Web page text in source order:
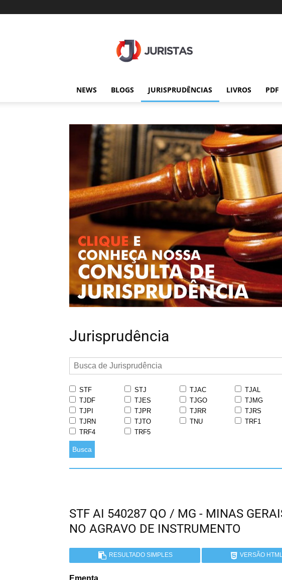
NEWS BLOGS JURISPRUDÊNCIAS LIVROS PDF
Jurisprudência
STF STJ TJAC TJAL
TJDF
TJES TJGO TJMG
TJPI
TJPR TJRR TJRS
TJRN
TJTO TNU TRF1
TRF4
TRF5
Busca
STF AI 540287 QO / MG - MINAS
NO AGRAVO DE INSTRUMENTO
RESULTADO SIMPLES VERSÃO